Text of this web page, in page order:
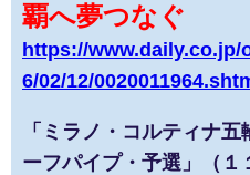
覇へ夢つなぐ
https://www.daily.co.jp/
6/02/12/
「ミラノ・コルティナ
ーフパイプ・予選」（１